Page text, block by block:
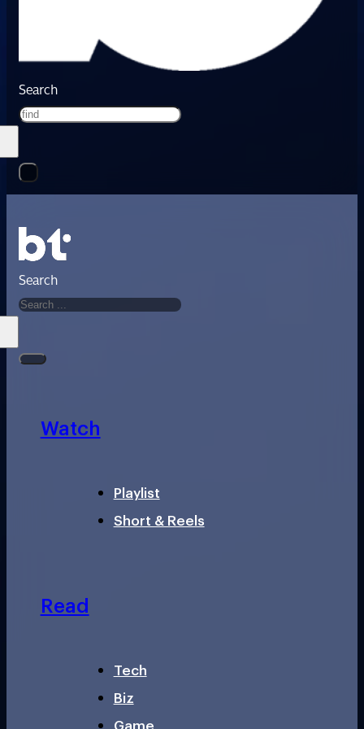
Search
Search
Watch
Playlist
Short & Reels
Read
Tech
Biz
Game